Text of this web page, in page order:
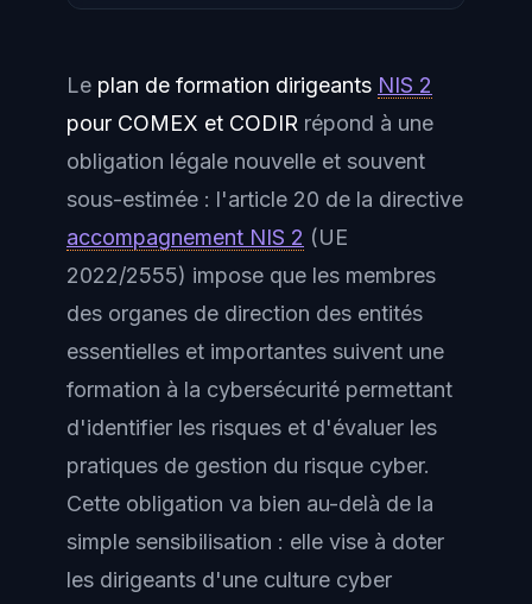
Le plan de formation dirigeants NIS 2
pour COMEX et CODIR répond à une
obligation légale nouvelle et souvent
sous-estimée : l'article 20 de la directive
accompagnement NIS 2 (UE
2022/2555) impose que les membres
des organes de direction des entités
essentielles et importantes suivent une
formation à la cybersécurité permettant
d'identifier les risques et d'évaluer les
pratiques de gestion du risque cyber.
Cette obligation va bien au-delà de la
simple sensibilisation : elle vise à doter
les dirigeants d'une culture cyber